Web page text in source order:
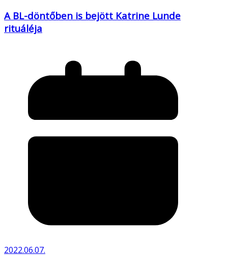
A BL-döntőben is bejött Katrine Lunde
rituáléja
2022.06.07.